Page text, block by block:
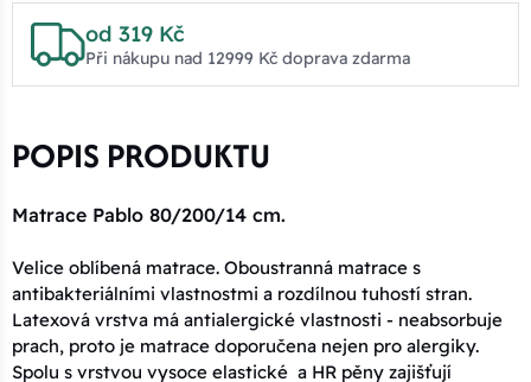
od 319 Kč
Při nákupu nad 12999 Kč doprava zdarma
POPIS PRODUKTU
Matrace Pablo 80/200/14 cm.
Velice oblíbená matrace. Oboustranná matrace s
antibakteriálními vlastnostmi a rozdílnou tuhostí stran.
Latexová vrstva má antialergické vlastnosti - neabsorbuje
prach, proto je matrace doporučena nejen pro alergiky.
Spolu s vrstvou vysoce elastické a HR pěny zajišťují